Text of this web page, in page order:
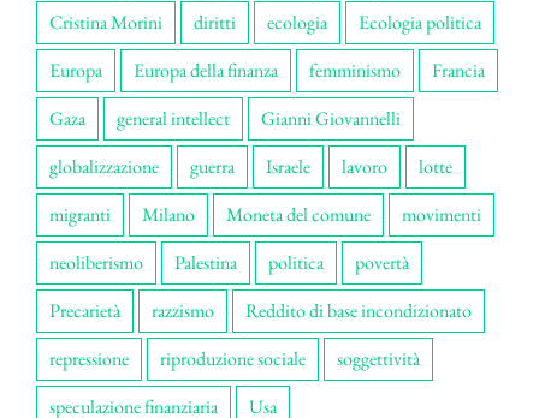
Cristina Morini
diritti ecologia
Ecologia politica
Europa
Europa della finanza femminismo
Francia
Gaza
general intellect
Gianni Giovannelli
globalizzazione
guerra Israele lavoro
lotte
migranti
Milano Moneta del comune
movimenti
neoliberismo
Palestina politica
povertà
Precarietà
razzismo
Reddito di base incondizionato
repressione
riproduzione sociale
soggettività
speculazione finanziaria
Usa